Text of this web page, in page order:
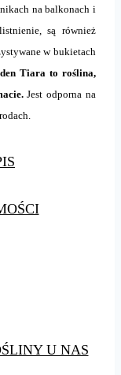
na balkonach i
są również
w bukietach
Tiara to roślina,
Jest odporna na
U NAS